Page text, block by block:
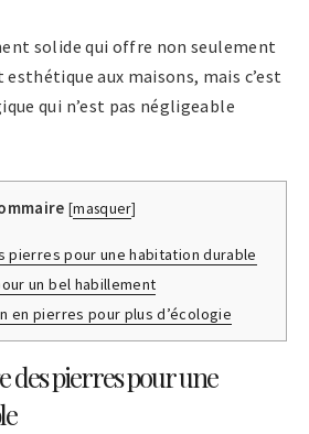
solide qui offre non seulement
esthétique aux maisons, mais c’est
qui n’est pas négligeable
[masquer]
pierres pour une habitation durable
un bel habillement
en pierres pour plus d’écologie
des pierres pour une